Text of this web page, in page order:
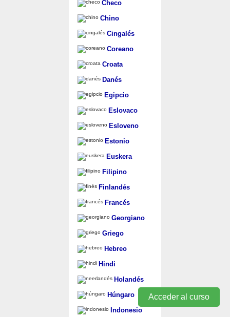
Acceder al curso
Checo
Chino
Cingalés
Coreano
Croata
Danés
Egipcio
Eslovaco
Esloveno
Estonio
Euskera
Filipino
Finlandés
Francés
Georgiano
Griego
Hebreo
Hindi
Holandés
Húngaro
Indonesio